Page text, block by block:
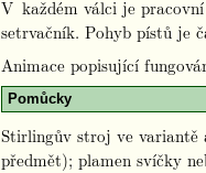
V každém válci je
setrvačník. Pohyb pístů je
Animace popisující
Pomůcky
Stirlingův stroj ve variantě
předmět); plamen svíčky